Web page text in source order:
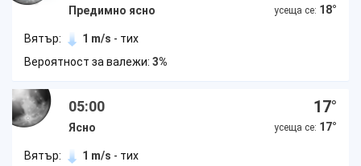
Предимно ясно усеща се: 18°
Вятър: 1 m/s - тих
Вероятност за валежи: 3%
05:00
Ясно
17°
усеща се: 17°
Вятър: 1 m/s - тих